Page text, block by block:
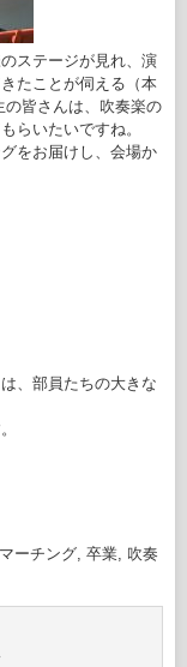
ステージが見れ、演
たことが伺える（本
の皆さんは、吹奏楽の
らいたいですね。
をお届けし、会場か
、部員たちの大きな
マーチング, 卒業, 吹奏